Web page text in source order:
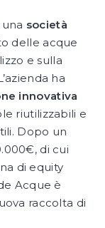
società
delle acque
e sulla
ha
innovativa
riutilizzabili e
Dopo un
di cui
di equity
Acque è
raccolta di